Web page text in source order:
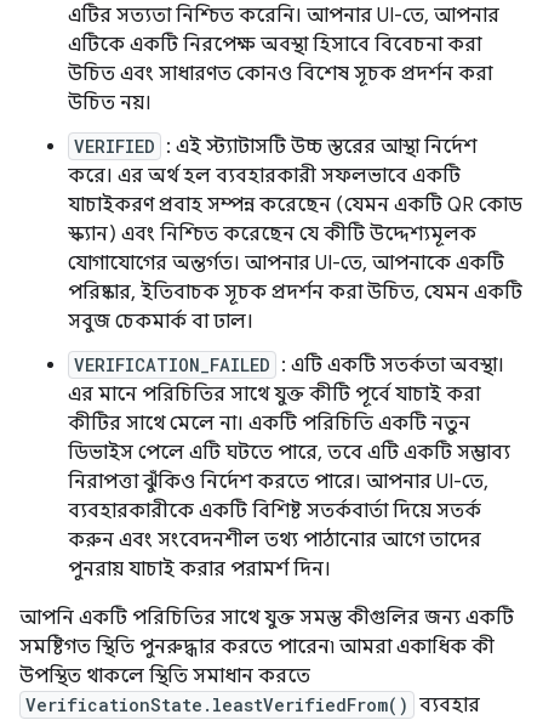
এটির সত্যতা নিশ্চিত করেনি। আপনার UI-তে, আপনার
এটিকে একটি নিরপেক্ষ অবস্থা হিসাবে বিবেচনা করা
উচিত এবং সাধারণত কোনও বিশেষ সূচক প্রদর্শন করা
উচিত নয়।
VERIFIED : এই স্ট্যাটাসটি উচ্চ স্তরের আস্থা নির্দেশ
করে। এর অর্থ হল ব্যবহারকারী সফলভাবে একটি
যাচাইকরণ প্রবাহ সম্পন্ন করেছেন (যেমন একটি QR কোড
স্ক্যান) এবং নিশ্চিত করেছেন যে কীটি উদ্দেশ্যমূলক
যোগাযোগের অন্তর্গত। আপনার UI-তে, আপনাকে একটি
পরিষ্কার, ইতিবাচক সূচক প্রদর্শন করা উচিত, যেমন একটি
সবুজ চেকমার্ক বা ঢাল।
VERIFICATION_FAILED : এটি একটি সতর্কতা অবস্থা।
এর মানে পরিচিতির সাথে যুক্ত কীটি পূর্বে যাচাই করা
কীটির সাথে মেলে না। একটি পরিচিতি একটি নতুন
ডিভাইস পেলে এটি ঘটতে পারে, তবে এটি একটি সম্ভাব্য
নিরাপত্তা ঝুঁকিও নির্দেশ করতে পারে। আপনার UI-তে,
ব্যবহারকারীকে একটি বিশিষ্ট সতর্কবার্তা দিয়ে সতর্ক
করুন এবং সংবেদনশীল তথ্য পাঠানোর আগে তাদের
পুনরায় যাচাই করার পরামর্শ দিন।
আপনি একটি পরিচিতির সাথে যুক্ত সমস্ত কীগুলির জন্য একটি
সমষ্টিগত স্থিতি পুনরুদ্ধার করতে পারেন৷ আমরা একাধিক কী
উপস্থিত থাকলে স্থিতি সমাধান করতে
VerificationState.leastVerifiedFrom() ব্যবহার